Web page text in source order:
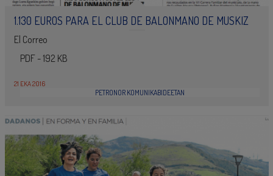
1.130 EUROS PARA EL CLUB DE BALONMANO DE MUSKIZ
El Correo
PDF - 192 KB
21 EKA 2016
PETRONOR KOMUNIKABIDEETAN